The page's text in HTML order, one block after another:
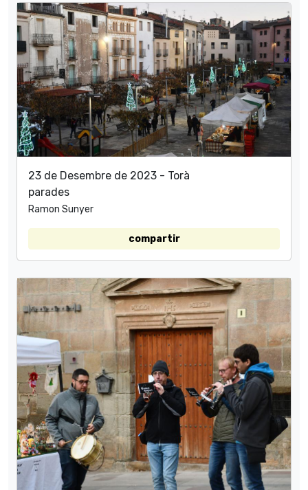
23 de Desembre de 2023 - Torà
parades
Ramon Sunyer
compartir